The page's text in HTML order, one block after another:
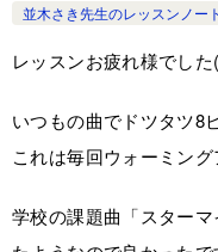
並木さき先生のレッスンノート
レッスンお疲れ様でした
いつもの曲でドツタツ8
これは毎回ウォーミン
学校の課題曲「スター